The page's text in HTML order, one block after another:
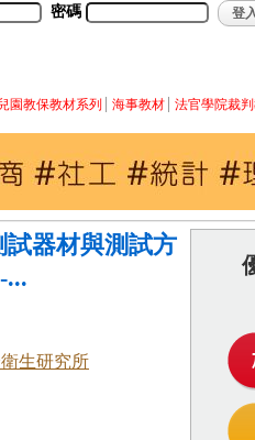
密碼
園教保教材系列 海事教材 法官學院裁
器材與測試方
...
生研究所